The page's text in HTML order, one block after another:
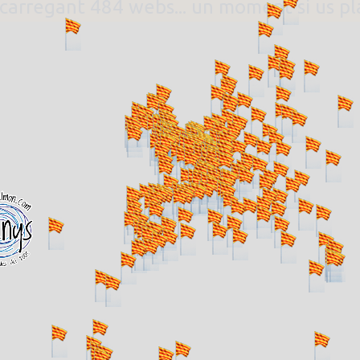
484 webs... un moment si us